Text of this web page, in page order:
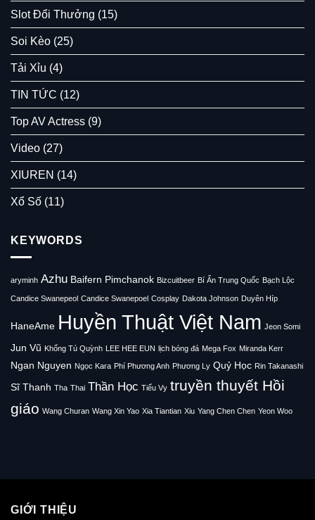
Slot Đổi Thưởng (15)
Soi Kèo (25)
Tải Xỉu (4)
TIN TỨC (12)
Top AV Actress (9)
Video (27)
XIUREN (14)
Xổ Số (11)
KEYWORDS
aryminh Azhu Baifern Pimchanok Bizcuitbeer Bí Ẩn Trung Quốc Bạch Lộc
Candice Swanepeol Candice Swanepoel Cosplay Dakota Johnson Duyên Híp
HaneAme Huyền Thuật Việt Nam Jeon Somi
Jun Vũ Khổng Tú Quỳnh LEE HEE EUN lịch bóng đá Mega Fox Miranda Kerr
Ngan Nguyen Ngọc Kara Phí Phương Anh Phương Ly Quỷ Học Rin Takanashi
Sĩ Thanh Tha Thai Thần Học Tiểu Vy truyền thuyết Hồi
giáo Wang Churan Wang Xin Yao Xia Tiantian Xiu Yang Chen Chen Yeon Woo
GIỚI THIỆU